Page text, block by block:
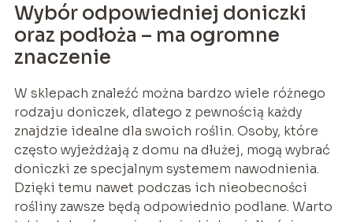
Wybór odpowiedniej doniczki
oraz podłoża – ma ogromne
znaczenie
W sklepach znaleźć można bardzo wiele różnego
rodzaju doniczek, dlatego z pewnością każdy
znajdzie idealne dla swoich roślin. Osoby, które
często wyjeżdżają z domu na dłużej, mogą wybrać
doniczki ze specjalnym systemem nawodnienia.
Dzięki temu nawet podczas ich nieobecności
rośliny zawsze będą odpowiednio podlane. Warto